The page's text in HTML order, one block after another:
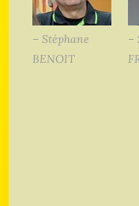
– Stéphane
BENOIT
–